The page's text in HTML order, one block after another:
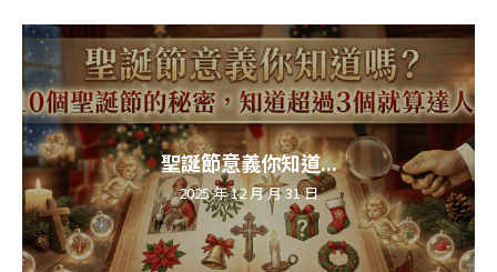
聖誕節意義你知道...
2025 年 12 月 月 31 日